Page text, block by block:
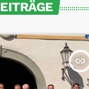
insert_link